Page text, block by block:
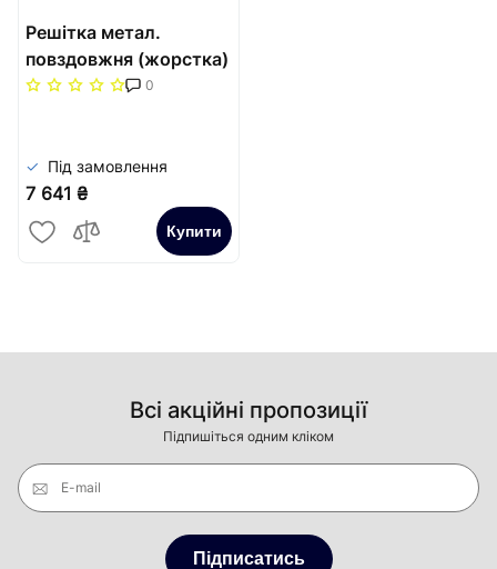
Решітка метал.
повздовжня (жорстка)
250/1750 Carrera
0
Під замовлення
7 641 ₴
Купити
Всі акційні пропозиції
Підпишіться одним кліком
E-mail
Підписатись